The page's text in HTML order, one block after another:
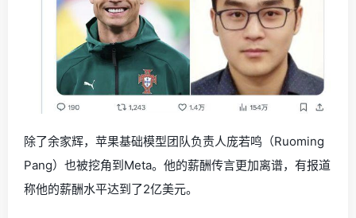
除了余家辉，苹果基础模型团队负责人庞若鸣（Ruoming
Pang）也被挖角到Meta。他的薪酬传言更加离谱，有报道
称他的薪酬水平达到了2亿美元。